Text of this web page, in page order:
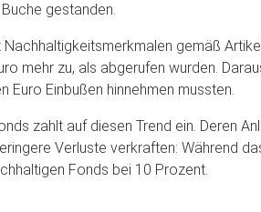
gestanden.
gemäß
mehr zu, als abgerufen wurden.
Euro Einbußen hinnehmen mussten.
zahlt auf diesen Trend ein. Deren
Verluste verkraften: Während
Fonds bei 10 Prozent.